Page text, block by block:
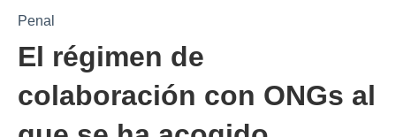
Penal
El régimen de
colaboración con ONGs al